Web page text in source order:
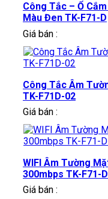
Công Tắc – Ổ
Màu Đen TK-F71-D
Giá bán :
Công Tắc Âm
TK-F71D-02
Giá bán :
WIFI Âm Tường
300mbps TK-F71-
Giá bán :